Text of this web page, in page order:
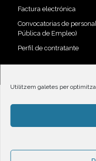
Utilitzem galetes per
Factura electrónica
Convocatorias de
Pública de Empleo)
Perfil de contratante